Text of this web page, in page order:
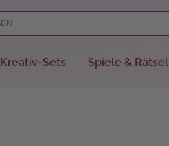
Kreativ-Sets Spiele & Rätsel